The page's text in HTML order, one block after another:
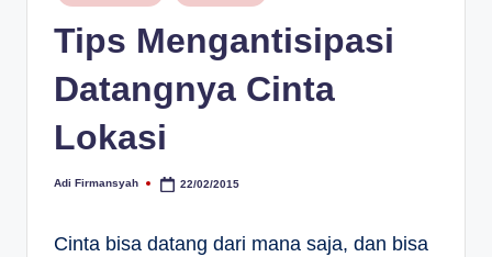
in
Tips Mengantisipasi
Datangnya Cinta
Lokasi
Posted
Adi Firmansyah 22/02/2015
Cinta bisa datang dari mana saja, dan bisa